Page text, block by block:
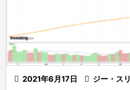
 2021年6月17日  ジー・ス